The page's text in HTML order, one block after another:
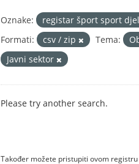
Oznake: registar šport sport
Formati:
csv / zip Tema:
Javni sektor
Please try another search.
Također možete pristupiti ovom